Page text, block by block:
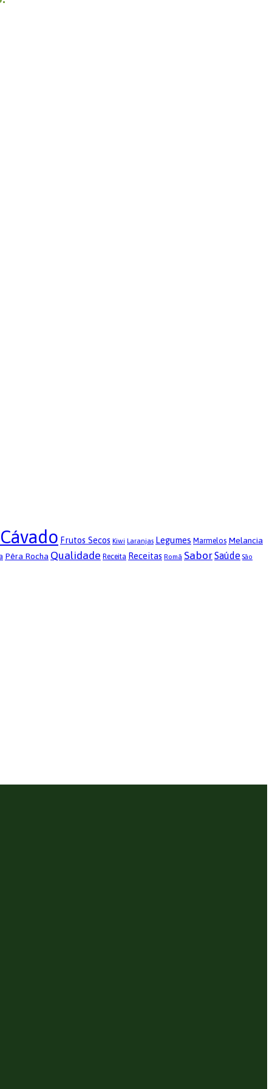
Frutos Secos Kiwi Laranjas Legumes Marmelos Melancia
Pêra Rocha Qualidade Receita Receitas Romã SaborSaúde São